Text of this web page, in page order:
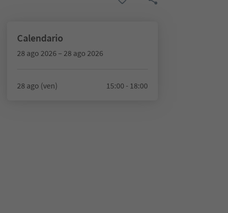
Calendario
28 ago 2026 – 28 ago 2026
28 ago (ven) 15:00 - 18:00